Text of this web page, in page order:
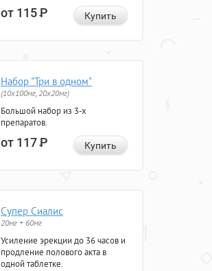
от 115Р Купить
Набор "Три в одном"
(10x100мг, 20x20мг)
Большой набор из 3-х
препаратов.
от 117Р Купить
Супер Сиалис
20мг + 60мг
Усиление эрекции до 36 часов и
продление полового акта в
одной таблетке.